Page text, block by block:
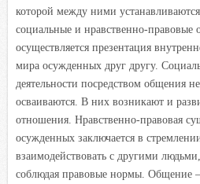
которой между ними устанавливаются
социальные и нравственно-
осуществляется презентация
мира осужденных друг другу.
деятельности посредством общения
осваиваются. В них возникают и
отношения. Нравственно-правовая
осужденных заключается в
взаимодействовать с другими
соблюдая правовые нормы. Общение